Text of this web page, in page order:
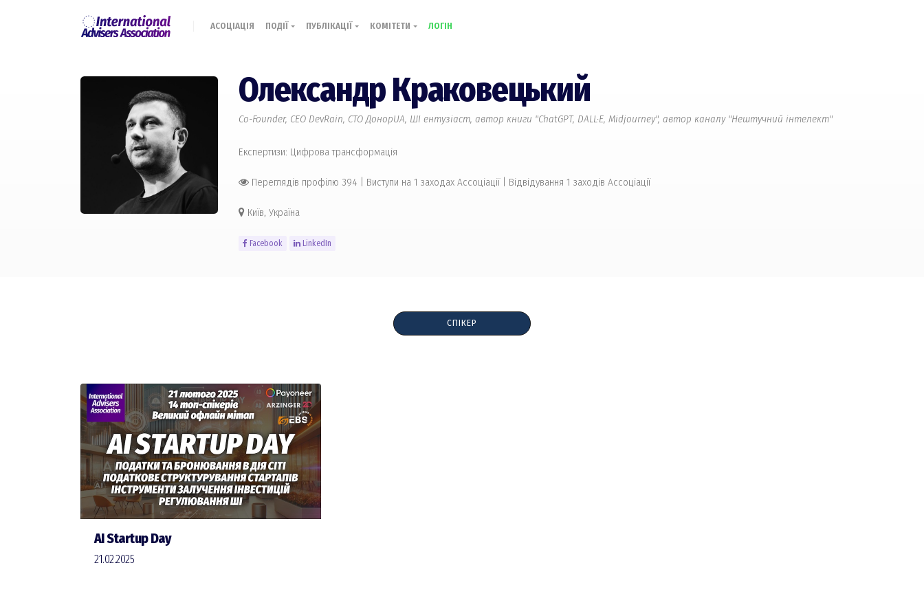
АСОЦІАЦІЯ ПОДІЇ ПУБЛІКАЦІЇ КОМІТЕТИ ЛОГІН
Олександр Краковецький
Co-Founder, CEO DevRain, CTO ДонорUA, ШІ ентузіаст, автор книги "ChatGPT, DALL·E, Midjourney", автор каналу "Нештучний інтелект"
Експертизи: Цифрова трансформація
Переглядів профілю 394 Виступи на 1 заходах Ассоціації | Відвідування 1 заходів Ассоціації
Київ, Україна
Facebook LinkedIn
СПІКЕР
AI Startup Day
21.02.2025